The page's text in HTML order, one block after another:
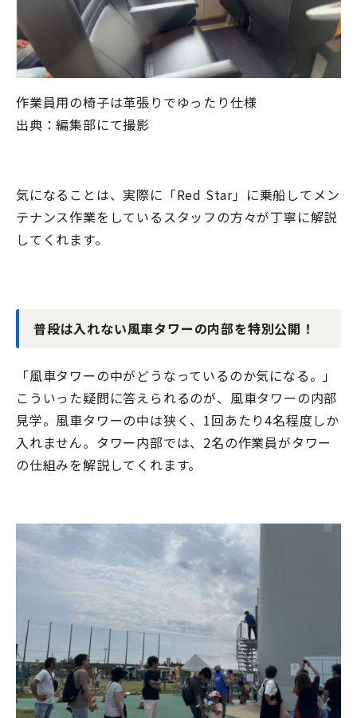
作業員用の椅子は革張りでゆったり仕様
出典：編集部にて撮影
気になることは、実際に「Red Star」に乗船してメン
テナンス作業をしているスタッフの方々が丁寧に解説
してくれます。
普段は入れない風車タワーの内部を特別公開！
「風車タワーの中がどうなっているのか気になる。」
こういった疑問に答えられるのが、風車タワーの内部
見学。風車タワーの中は狭く、 1回あたり4名程度しか
入れません。タワー内部では、 2名の作業員がタワー
の仕組みを解説してくれます。